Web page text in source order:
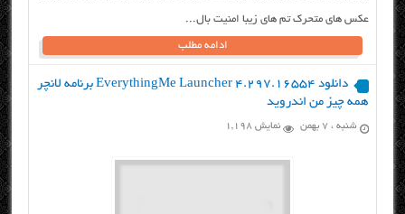
عکس های متحرک تم های زیبا امنیت بال...
ادامه مطلب
دانلود EverythingMe Launcher 4.297.16554 برنامه لانچر
همه چیز من اندروید
شنبه ، ۷ بهمن نمایش 1,198